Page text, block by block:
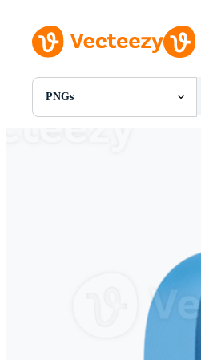
PNGs
Alle Bilder
Redaktionelle Ereignisse